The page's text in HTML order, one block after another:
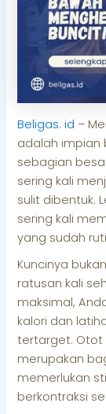
Beligas. id –
adalah impian
sebagian
sering kali
sulit dibentuk.
sering kali
yang sudah
Kuncinya
ratusan kali
maksimal,
kalori dan
tertarget. Otot
merupakan
memerlukan
berkontraksi